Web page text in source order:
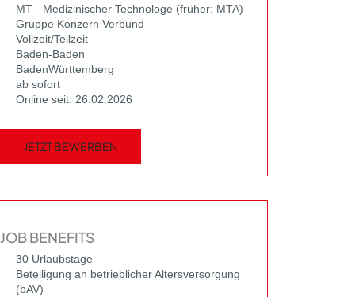
MT - Medizinischer Technologe (früher: MTA)
Gruppe Konzern Verbund
Vollzeit/Teilzeit
Baden-Baden
BadenWürttemberg
ab sofort
Online seit: 26.02.2026
JETZT BEWERBEN
JOB BENEFITS
30 Urlaubstage
Beteiligung an betrieblicher Altersversorgung
(bAV)